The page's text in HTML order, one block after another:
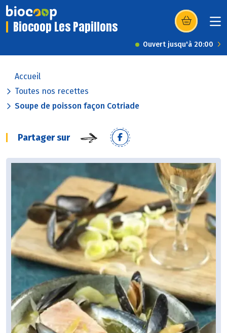
Biocoop Les Papillons (s’ouvre dans
Ouvert jusqu'à 20:00
Accueil
Toutes nos recettes
Soupe de poisson façon Cotriade
Partager sur